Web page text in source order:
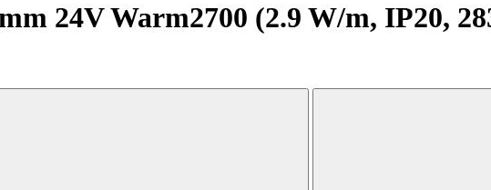
24V Warm2700 (2.9 W/m, IP20,